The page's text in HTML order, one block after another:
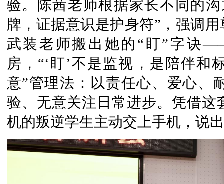
验。陈茜老师根据家长不同的
牌，证据意识是护身符”，强调
武装老师搬出她的“盯”字诀
房，“‘盯’不是监视，是陪伴和
意”管理法：以责任心、爱心、
验、无意关注日常进步。凭借
机的叛逆学生主动交上手机，说